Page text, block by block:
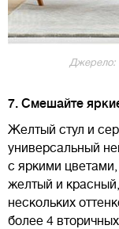
Джерело:
7. Смешайте
Желтый стул и
универсальный
с яркими
желтый и
нескольких
более 4